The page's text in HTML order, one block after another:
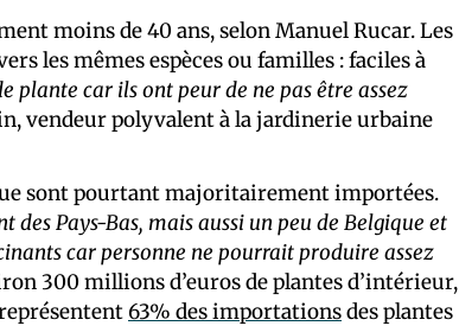
moins de 40 ans, selon Manuel Rucar. Les
les mêmes espèces ou familles : faciles à
plante car ils ont peur de ne pas être assez
vendeur polyvalent à la jardinerie urbaine
sont pourtant majoritairement importées.
des Pays-Bas, mais aussi un peu de Belgique et
car personne ne pourrait produire assez
300 millions d’euros de plantes d’intérieur,
63% des importationsdes plantes